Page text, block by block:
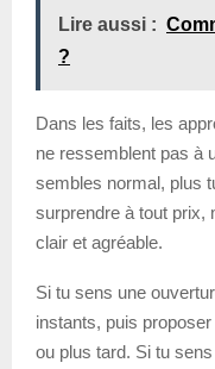
Lire aussi :
?
Dans les faits, les
ne ressemblent pas à
sembles normal, plus
surprendre à tout prix,
clair et agréable.
Si tu sens une
instants, puis
ou plus tard. Si tu